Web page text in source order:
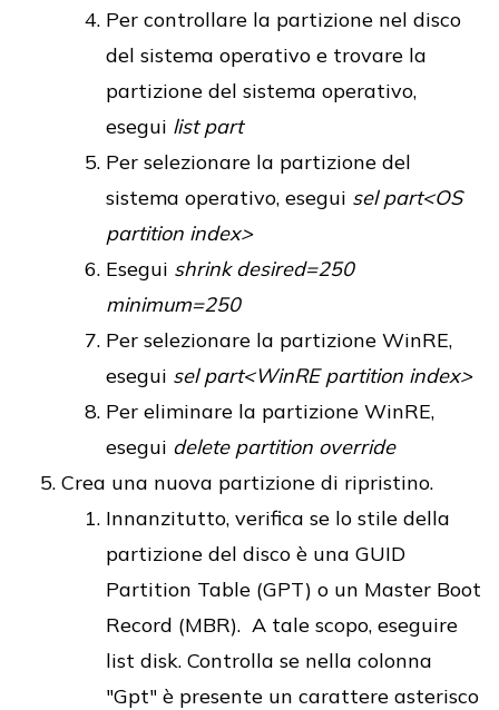
Per controllare la partizione nel disco
del sistema operativo e trovare la
partizione del sistema operativo,
esegui list part
Per selezionare la partizione del
sistema operativo, esegui sel part<OS
partition index>
Esegui shrink desired=250
minimum=250
Per selezionare la partizione WinRE,
esegui sel part<WinRE partition index>
Per eliminare la partizione WinRE,
esegui delete partition override
Crea una nuova partizione di ripristino.
Innanzitutto, verifica se lo stile della
partizione del disco è una GUID
Partition Table (GPT) o un Master Boot
Record (MBR). A tale scopo, eseguire
list disk. Controlla se nella colonna
"Gpt" è presente un carattere asterisco